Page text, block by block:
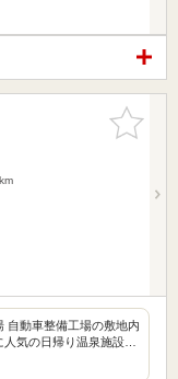
お気に入
りに追加
自動車整備工場の敷地内
気の日帰り温泉施設…